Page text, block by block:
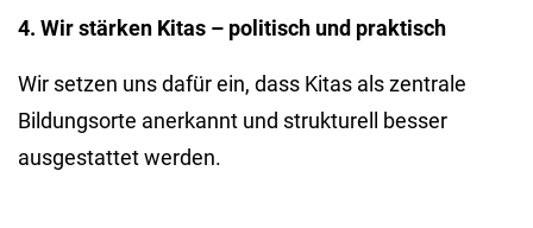
4. Wir stärken Kitas – politisch und praktisch
Wir setzen uns dafür ein, dass Kitas als zentrale
Bildungsorte anerkannt und strukturell besser
ausgestattet werden.